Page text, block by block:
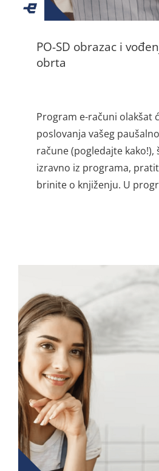
PO-SD obrazac i
obrta
Program e-računi olakšat
poslovanja vašeg
račune (pogledajte kako!),
izravno iz programa,
brinite o knjiženju. U